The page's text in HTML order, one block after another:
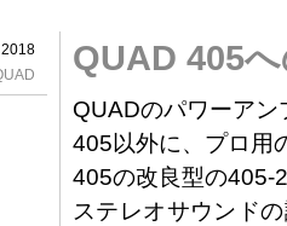
2018
QUAD 405
QUADのパワーア
405以外に、プロ用
405の改良型の405-
ステレオサウンド